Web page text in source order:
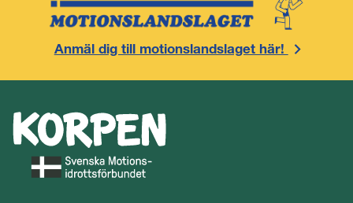
Anmäl dig till motionslandslaget här!